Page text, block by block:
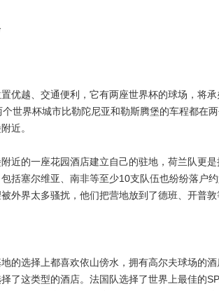
越、交通便利，它有两座世界杯的球场，将承
世界杯城市比勒陀尼亚和勒斯腾堡的车程都在
近。
的一座花园酒店建立自己的驻地，荷兰队更是
括塞尔维亚、南非等至少10支队伍也纷纷落户
外界太多骚扰，他们把营地放到了德班、开普敦
选择上都喜欢依山傍水，拥有高尔夫球场的酒
了这类型的酒店。法国队选择了世界上最佳的